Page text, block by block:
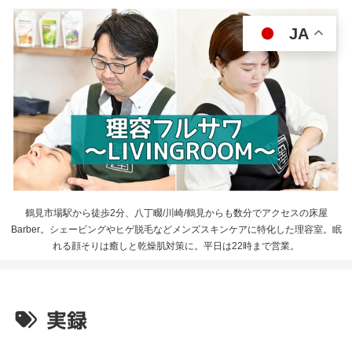
鶴見市場駅から徒歩2分、八丁畷/川崎/鶴見からも数分でアクセスの床屋
Barber。シェービングやヒゲ脱毛などメンズスキンケアに特化した理容室。眠
れる顔そりは癒しと乾燥肌対策に。平日は22時まで営業。
実録
JA